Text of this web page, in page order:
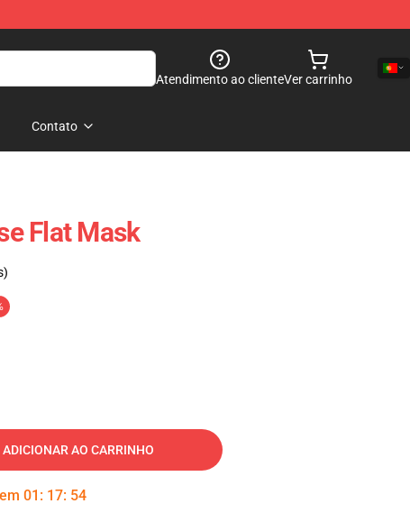
Atendimento ao clienteVer carrinho
Contato
Flat Mask
ADICIONAR AO CARRINHO
01 : 17: 53